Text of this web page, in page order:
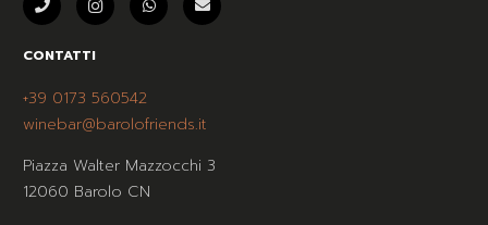
CONTATTI
+39 0173 560542
winebar@barolofriends.it
Piazza Walter Mazzocchi 3
12060 Barolo CN